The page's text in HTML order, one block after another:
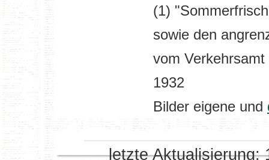
(1)
sowie den
vom
1932
Bilder eigene und
letzte Aktualisierung: